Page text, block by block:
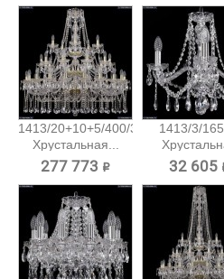
1413/20+10+5/400/3d/G
Хрустальная...
277 773 ₽
1413/3/
32 605